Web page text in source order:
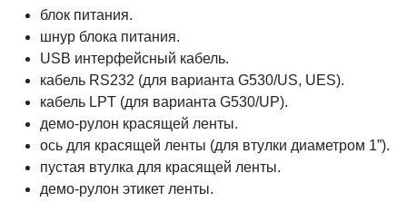
блок питания.
шнур блока питания.
USB интерфейсный кабель.
кабель RS232 (для варианта G530/US, UES).
кабель LPT (для варианта G530/UP).
демо-рулон красящей ленты.
ось для красящей ленты (для втулки диаметром 1”).
пустая втулка для красящей ленты.
демо-рулон этикет ленты.